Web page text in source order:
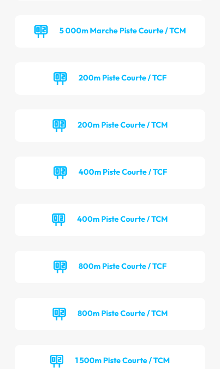
5 000m Marche Piste Courte / TCM
200m Piste Courte / TCF
200m Piste Courte / TCM
400m Piste Courte / TCF
400m Piste Courte / TCM
800m Piste Courte / TCF
800m Piste Courte / TCM
1 500m Piste Courte / TCM